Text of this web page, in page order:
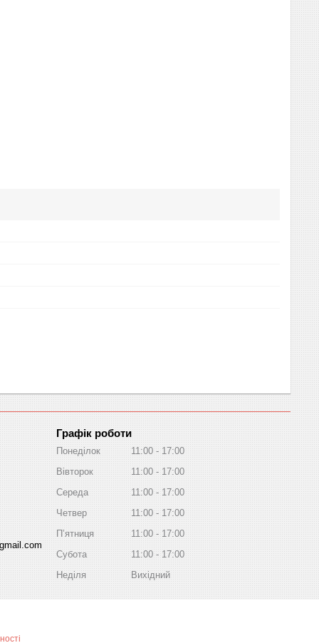
Графік роботи
Понеділок 11:00
17:00
Вівторок
11:00
17:00
Середа
11:00
17:00
Четвер
11:00
17:00
Пʼятниця
11:00
17:00
Субота
11:00
17:00
Неділя
Вихідний